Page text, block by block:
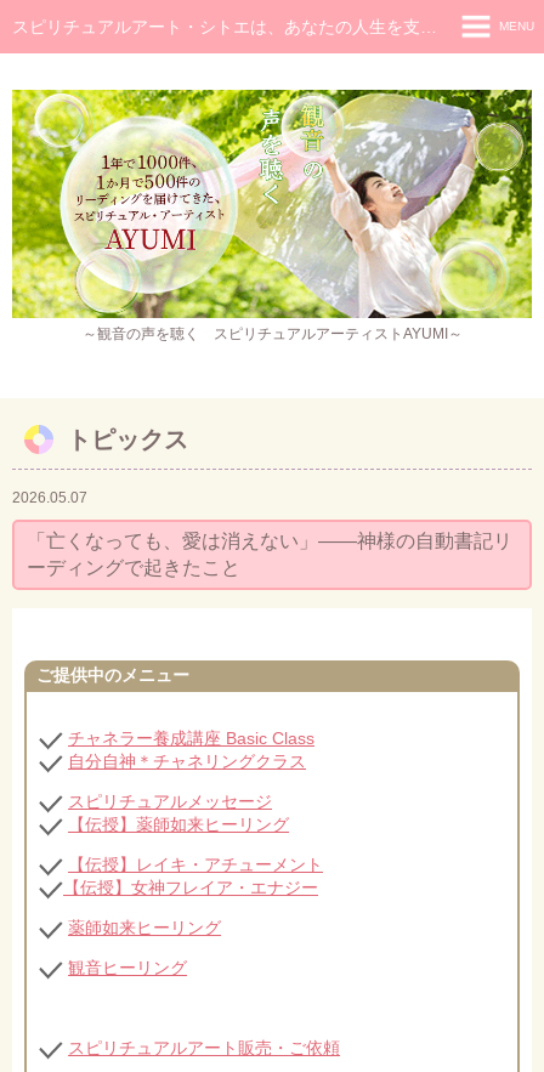
～観音の声を聴く スピリチュアルアーティストAYUMI～
MENU
◆ごあいさつ
スピリチュアル・メッセージ
チャネラー養成講座
スピリチュアル開花レッスン
レイキヒーラー養成コース・レイキアチューメント
作品販売
イベント・セミナー・お茶会
セミナー・お茶会のご依頼
トピックス
2026.05.07
「亡くなっても、愛は消えない」——神様の自動書記リ
ーディングで起きたこと
ご提供中のメニュー
チャネラー養成講座 Basic Class
自分自神＊チャネリングクラス
スピリチュアルメッセージ
【伝授】薬師如来ヒーリング
【伝授】レイキ・アチューメント
【伝授】女神フレイア・エナジー
薬師如来ヒーリング
観音ヒーリング
スピリチュアルアート販売・ご依頼